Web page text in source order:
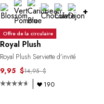
+
Offre de la circulaire
Royal Plush
Royal Plush Serviette d'invité
9,95 $14,95 $
190